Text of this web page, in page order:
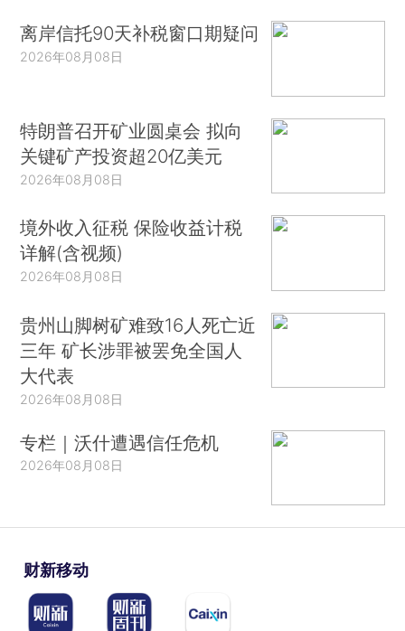
离岸信托90天补税窗口期疑问
2026年08月08日
特朗普召开矿业圆桌会 拟向
关键矿产投资超20亿美元
2026年08月08日
境外收入征税 保险收益计税
详解(含视频)
2026年08月08日
贵州山脚树矿难致16人死亡近
三年 矿长涉罪被罢免全国人
大代表
2026年08月08日
专栏｜沃什遭遇信任危机
2026年08月08日
财新移动